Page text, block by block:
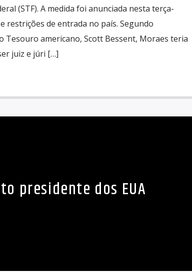
(STF). A medida foi anunciada nesta terça-
restrições de entrada no país. Segundo
Tesouro americano, Scott Bessent, Moraes teria
juiz e júri […]
presidente dos EUA